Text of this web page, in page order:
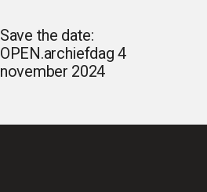
Save the date:
OPEN.archiefdag 4
november 2024